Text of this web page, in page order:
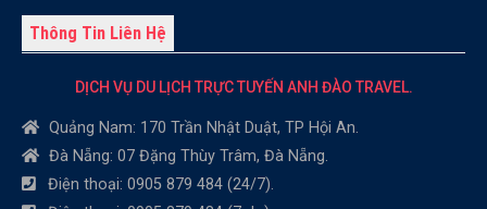
Thông Tin Liên Hệ
DỊCH VỤ DU LỊCH TRỰC TUYẾN ANH ĐÀO TRAVEL.
Quảng Nam: 170 Trần Nhật Duật, TP Hội An.
Đà Nẵng: 07 Đặng Thùy Trâm, Đà Nẵng.
Điện thoại: 0905 879 484 (24/7).